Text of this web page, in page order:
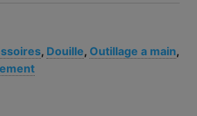
, Douille, Outillage a main,